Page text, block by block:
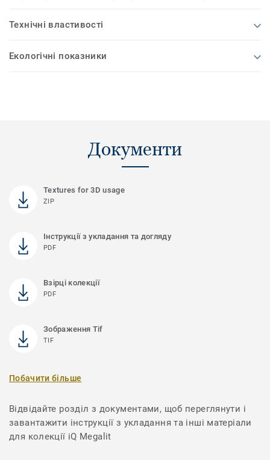
Технічні властивості
Екологічні показники
Документи
Textures for 3D usage
ZIP
Інструкції з укладання та догляду
PDF
Взірці колекції
PDF
Зображення Tif
TIF
Побачити більше
Відвідайте розділ з документами, щоб переглянути і
завантажити інструкції з укладання та інші матеріали
для колекції iQ Megalit